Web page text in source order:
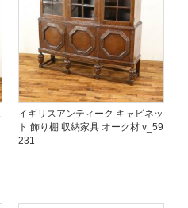
イギリスアンティーク キャビネッ
ト 飾り棚 収納家具 オーク材 v_59
231